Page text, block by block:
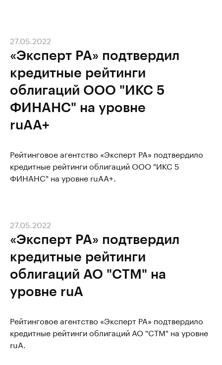
«Эксперт РА» подтвердил
кредитные рейтинги
облигаций ООО "ИКС 5
ФИНАНС" на уровне
ruAA+
27.05.2022
Рейтинговое агентство «Эксперт РА» подтвердило
кредитные рейтинги облигаций ООО "ИКС 5
ФИНАНС" на уровне ruAA+.
«Эксперт РА» подтвердил
кредитные рейтинги
облигаций АО "СТМ" на
уровне ruA
27.05.2022
Рейтинговое агентство «Эксперт РА» подтвердило
кредитные рейтинги облигаций АО "СТМ" на уровне
ruA.